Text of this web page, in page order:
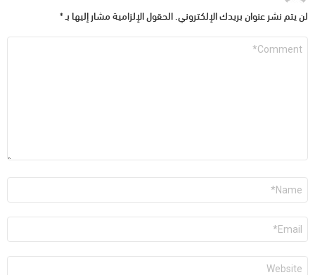
لن يتم نشر عنوان بريدك الإلكتروني. الحقول الإلزامية مشار إليها بـ *
التعليق
الاسم
البريد
الإلكتروني
*
الموقع